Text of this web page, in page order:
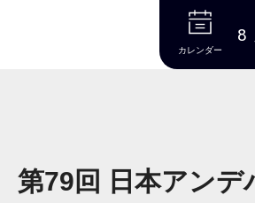
本文へ
カレンダー
8
第79回 日本アンデ